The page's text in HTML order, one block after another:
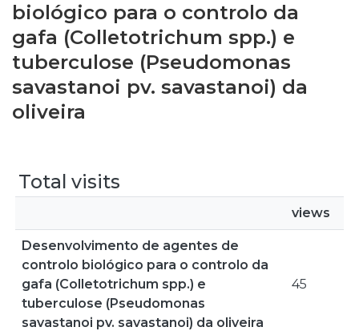
Entities
biológico para o controlo da
gafa (Colletotrichum spp.) e
tuberculose (Pseudomonas
savastanoi pv. savastanoi) da
oliveira
Total visits
views
Desenvolvimento de agentes de
controlo biológico para o controlo da
gafa (Colletotrichum spp.) e
tuberculose (Pseudomonas
savastanoi pv. savastanoi) da oliveira
45